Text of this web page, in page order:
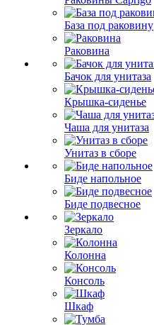
База под раковину
Раковина
Бачок для унитаза
Крышка-сиденье
Чаша для унитаза
Унитаз в сборе
Биде напольное
Биде подвесное
Зеркало
Колонна
Консоль
Шкаф